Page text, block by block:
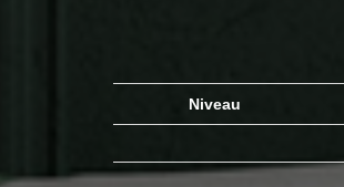
Niveau